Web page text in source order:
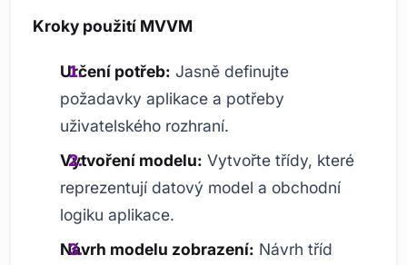
Kroky použití MVVM
Určení potřeb: Jasně definujte
požadavky aplikace a potřeby
uživatelského rozhraní.
Vytvoření modelu: Vytvořte třídy, které
reprezentují datový model a obchodní
logiku aplikace.
Návrh modelu zobrazení: Návrh tříd